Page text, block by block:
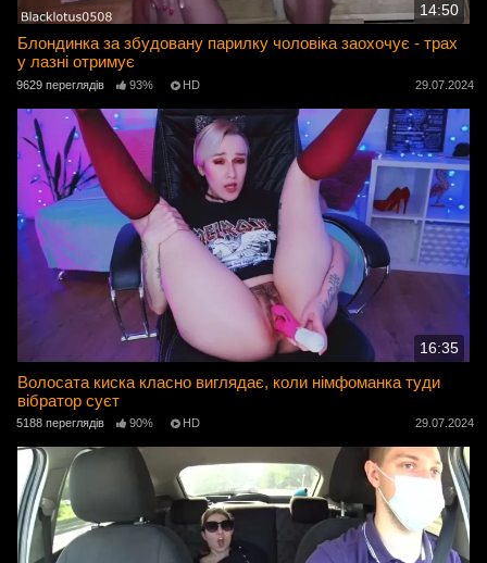
14:50
Блондинка за збудовану парилку чоловіка заохочує - трах
у лазні отримує
9629 переглядів 93% HD 29.07.2024
16:35
Волосата киска класно виглядає, коли німфоманка туди
вібратор суєт
5188 переглядів 90% HD 29.07.2024